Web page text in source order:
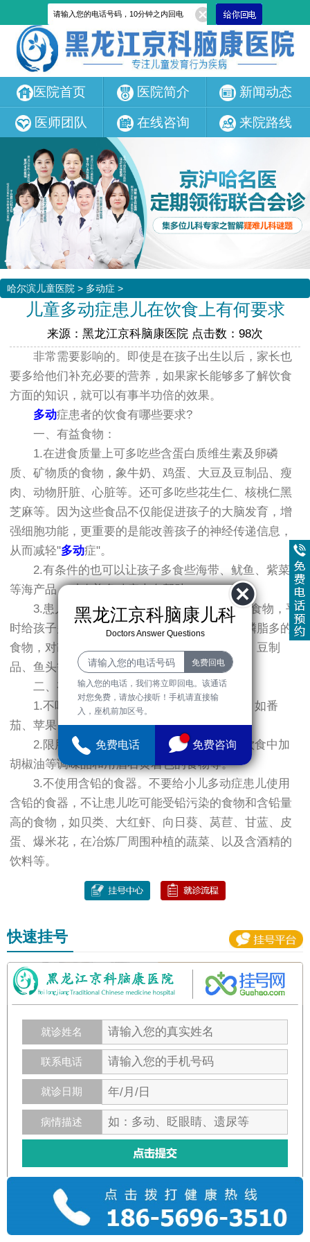
医院首页 医院简介 新闻动态
医师团队 在线咨询 来院路线
哈尔滨儿童医院 > 多动症 >
儿童多动症患儿在饮食上有何要求
来源：黑龙江京科脑康医院 点击数：98次
非常需要影响的。即使是在孩子出生以后，家长也
要多给他们补充必要的营养，如果家长能够多了解饮食
方面的知识，就可以有事半功倍的效果。
多动症患者的饮食有哪些要求?
一、有益食物：
1.在进食质量上可多吃些含蛋白质维生素及卵磷
质、矿物质的食物，象牛奶、鸡蛋、大豆及豆制品、瘦
肉、动物肝脏、心脏等。还可多吃些花生仁、核桃仁黑
芝麻等。因为这些食品不仅能促进孩子的大脑发育，增
强细胞功能，更重要的是能改善孩子的神经传递信息，
从而减轻"多动症"。
2.有条件的也可以让孩子多食些海带、鱿鱼、紫菜
等海产品，对改善多动症也有帮助。
3.患儿还宜多食富含卵磷脂和B族维生素的食物，平
时给孩子多吃一些瘦肉、蕈类、豆制品等含卵磷脂多的
食物，对改善记忆也有帮助。因此，食用蛋黄、豆制
品、鱼头等，对多动症儿童也是有益的。
二、有害的：
1.不吃含水杨酸盐类多的食物。有些食物，如番
茄、苹果、橘子和杏子等。
2.限用某些调味品。不要在多动症患儿的饮食中加
胡椒油等调味品和用酒石黄着色的食物等。
3.不使用含铅的食器。不要给小儿多动症患儿使用
含铅的食器，不让患儿吃可能受铅污染的食物和含铅量
高的食物，如贝类、大红虾、向日葵、莴苣、甘蓝、皮
蛋、爆米花，在冶炼厂周围种植的蔬菜、以及含酒精的
饮料等。
快速挂号
就诊姓名
联系电话
就诊日期
病情描述
黑龙江京科脑康儿科
Doctors Answer Questions
输入您的电话，我们将立即回电。该通话
对您免费，请放心接听！手机请直接输
入，座机前加区号。
免费电话 免费咨询